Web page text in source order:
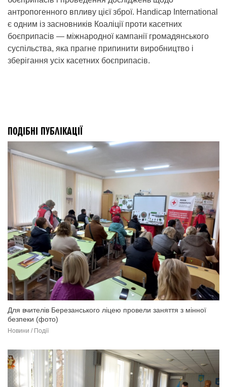
антропогенного впливу цієї зброї. Handicap International
є одним із засновників Коаліції проти касетних
боєприпасів — міжнародної кампанії громадянського
суспільства, яка прагне припинити виробництво і
зберігання усіх касетних боєприпасів.
ПОДІБНІ ПУБЛІКАЦІЇ
Для вчителів Березанського ліцею провели заняття з мінної
безпеки (фото)
Новини / Події